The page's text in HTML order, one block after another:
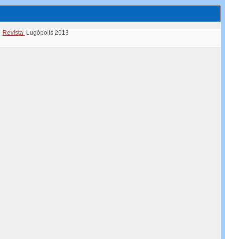
Revista Lugópolis 2013